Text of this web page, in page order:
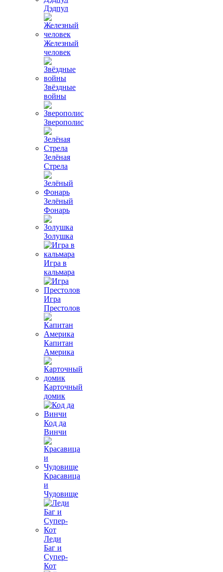
Дэдпул
Железный
человек
Звёздные
войны
Зверополис
Зелёная
Стрела
Зелёный
Фонарь
Золушка
Игра в
кальмара
Игра
Престолов
Капитан
Америка
Карточный
домик
Код да
Винчи
Красавица
и
Чудовище
Леди
Баг и
Супер-
Кот